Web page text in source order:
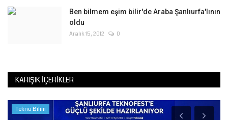
Ben bilmem eşim bilir'de Araba Şanlıurfa'lının
oldu
Aralık 15, 2012 0
KARIŞIK İÇERIKLER
Tekno Bilim